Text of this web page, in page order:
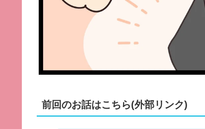
前回のお話はこちら(外部リンク)